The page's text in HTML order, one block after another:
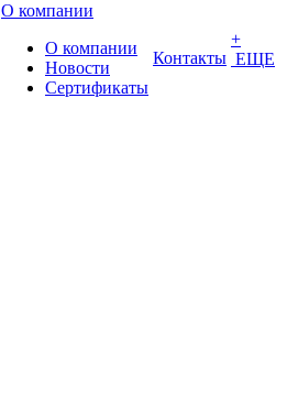
О компании
О компании
Новости
Сертификаты
Контакты
+
ЕЩЕ